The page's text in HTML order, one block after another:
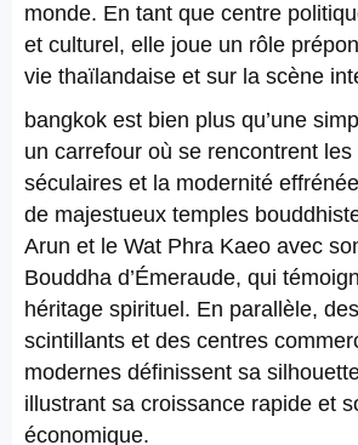
monde. En tant que centre
et culturel, elle joue un rôle
vie thaïlandaise et sur la scène
bangkok est bien plus qu’une
un carrefour où se rencontrent
séculaires et la modernité
de majestueux temples
Arun et le Wat Phra Kaeo avec
Bouddha d’Émeraude, qui
héritage spirituel. En parallèle,
scintillants et des centres
modernes définissent sa
illustrant sa croissance rapide et
économique.